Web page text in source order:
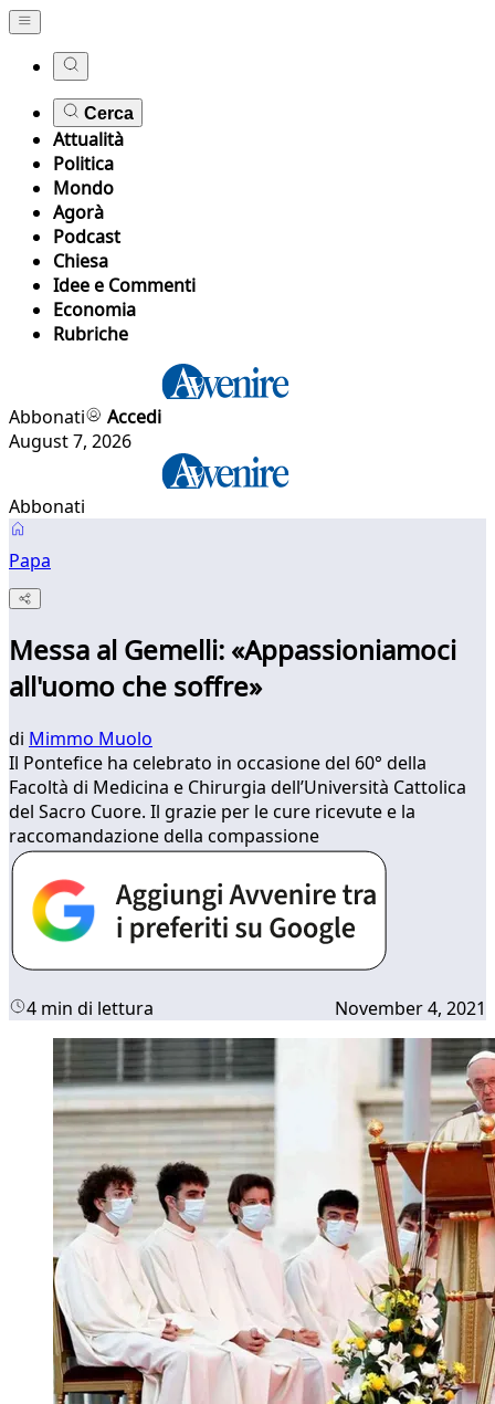
Cerca
Attualità
Politica
Mondo
Agorà
Podcast
Chiesa
Idee e Commenti
Economia
Rubriche
Abbonati
Accedi
August 7, 2026
Abbonati
Papa
Messa al Gemelli: «Appassioniamoci
all'uomo che soffre»
di Mimmo Muolo
Il Pontefice ha celebrato in occasione del 60° della
Facoltà di Medicina e Chirurgia dell’Università Cattolica
del Sacro Cuore. Il grazie per le cure ricevute e la
raccomandazione della compassione
4 min di lettura November 4, 2021